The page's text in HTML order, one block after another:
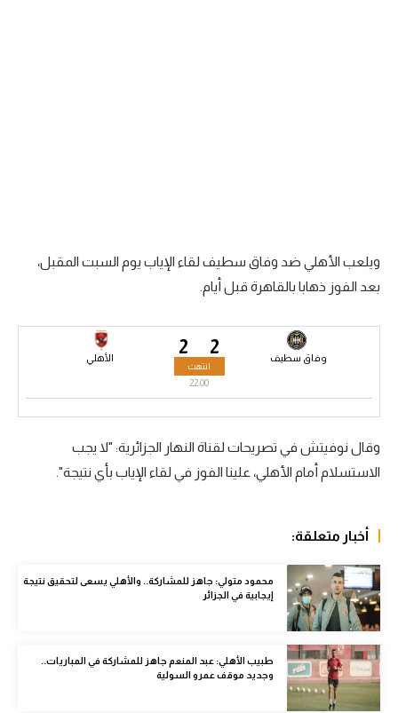
سعودي في الجول
الدوري الإنجليزي
الدوري الإسباني
رياضات أخرى
أمم إفريقيا
كرة سلة
كرة يد
كرة طائرة
الوطن العربي
في المونديال
ويلعب الأهلي ضد وفاق سطيف لقاء الإياب يوم السبت المقبل،
بعد الفوز ذهابا بالقاهرة قبل أيام.
2 وفاق سطيف 2 الأهلي
انتهت
22:00
وقال نوفيتش في تصريحات لقناة النهار الجزائرية: "لا يجب
الاستسلام أمام الأهلي، علينا الفوز في لقاء الإياب بأي نتيجة".
أخبار متعلقة:
محمود متولي: جاهز للمشاركة.. والأهلي يسعى لتحقيق نتيجة
إيجابية في الجزائر
طبيب الأهلي: عبد المنعم جاهز للمشاركة في المباريات..
وجديد موقف عمرو السولية